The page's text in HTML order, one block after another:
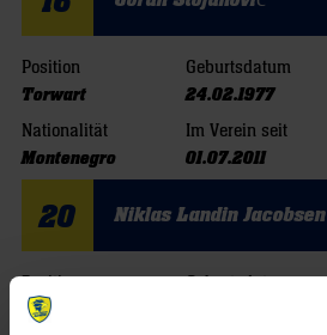
Position
Torwart
Geburtsdatum
24.02.1977
Nationalität
Montenegro
Im Verein seit
01.07.2011
20 Niklas Landin Jacobsen
Torwart